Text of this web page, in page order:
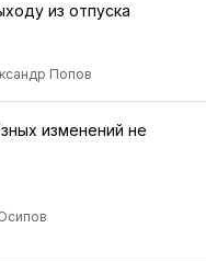
из отпуска
Попов
изменений не